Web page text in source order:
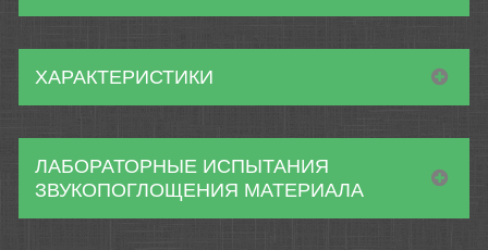
ХАРАКТЕРИСТИКИ
ЛАБОРАТОРНЫЕ ИСПЫТАНИЯ
ЗВУКОПОГЛОЩЕНИЯ МАТЕРИАЛА